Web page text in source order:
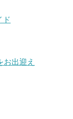
ド
お出迎え